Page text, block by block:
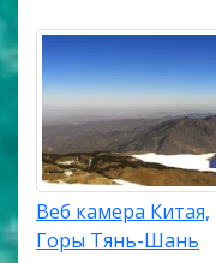
Веб камера Китая,
Горы Тянь-Шань